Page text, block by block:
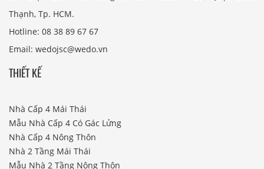
Thạnh, Tp. HCM.
Hotline: 08 38 89 67 67
Email: wedojsc@wedo.vn
THIẾT KẾ
Nhà Cấp 4 Mái Thái
Mẫu Nhà Cấp 4 Có Gác Lửng
Nhà Cấp 4 Nông Thôn
Nhà 2 Tầng Mái Thái
Mẫu Nhà 2 Tầng Nông Thôn